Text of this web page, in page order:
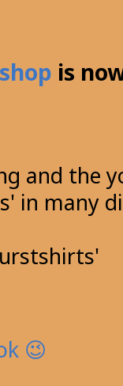
is
and the
in many
😉